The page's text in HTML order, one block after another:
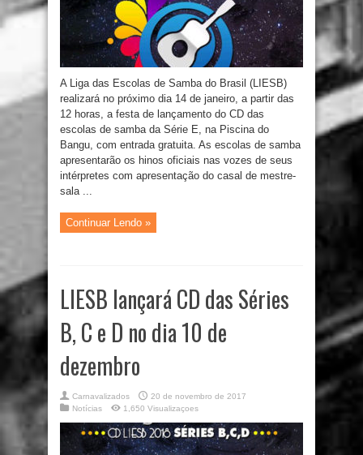
A Liga das Escolas de Samba do Brasil (LIESB)
realizará no próximo dia 14 de janeiro, a partir das
12 horas, a festa de lançamento do CD das
escolas de samba da Série E, na Piscina do
Bangu, com entrada gratuita. As escolas de samba
apresentarão os hinos oficiais nas vozes de seus
intérpretes com apresentação do casal de mestre-
sala ...
Continuar Lendo »
LIESB lançará CD das Séries
B, C e D no dia 10 de
dezembro
Carnavalizados
20 de novembro de 2017
Notícias
1,650 Visualizaçoes